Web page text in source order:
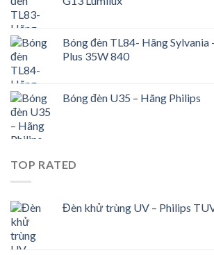
Bóng đèn TL84- Hãng Sylvania
Plus 35W 840
Bóng đèn U35 – Hãng Philips
TOP RATED
Đèn khử trùng UV – Philips